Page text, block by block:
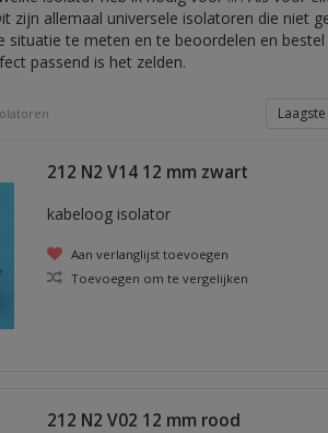
zijn allemaal universele isolatoren die niet
situatie te meten en te beoordelen en
passend is het zelden.
212 N2 V14 12 mm zwart
kabeloog isolator
Aan verlanglijst toevoegen
Toevoegen om te vergelijken
212 N2 V02 12 mm rood